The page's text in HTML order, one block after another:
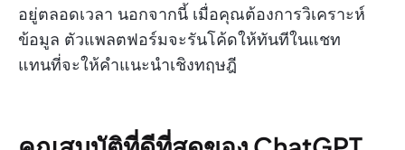
อยู่ตลอดเวลา นอกจากนี้ เมื่อคุณต้องการวิเคราะห์
ข้อมูล ตัวแพลตฟอร์มจะรันโค้ดให้ทันทีในแชท
แทนที่จะให้คำแนะนำเชิงทฤษฎี